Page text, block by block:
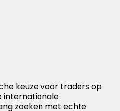
keuze voor traders op
internationale
zoeken met echte